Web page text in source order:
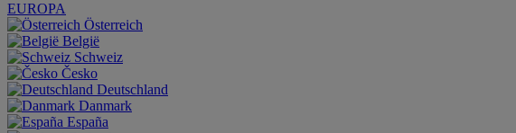
EUROPA
Österreich
België
Schweiz
Česko
Deutschland
Danmark
España